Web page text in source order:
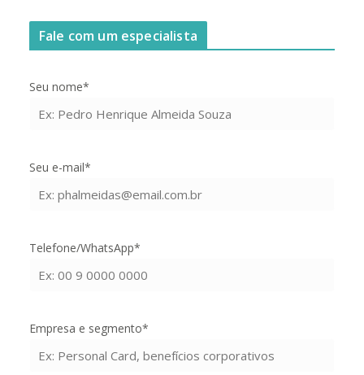
Fale com um especialista
Seu nome*
Seu e-mail*
Telefone/WhatsApp*
Empresa e segmento*